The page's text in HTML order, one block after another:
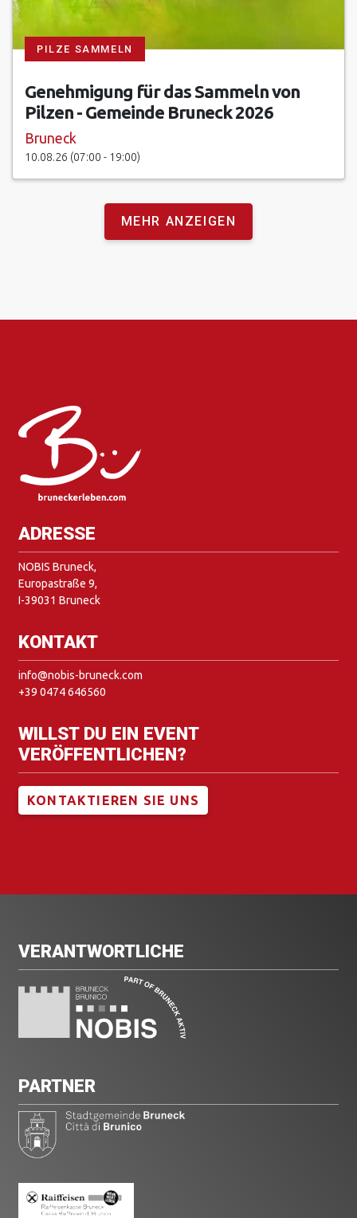
PILZE SAMMELN
Genehmigung für das Sammeln von
Pilzen - Gemeinde Bruneck 2026
Bruneck
10.08.26 (07:00 - 19:00)
MEHR ANZEIGEN
ADRESSE
NOBIS Bruneck,
Europastraße 9,
I-39031 Bruneck
KONTAKT
info@nobis-bruneck.com
+39 0474 646560
WILLST DU EIN EVENT
VERÖFFENTLICHEN?
KONTAKTIEREN SIE UNS
VERANTWORTLICHE
PARTNER